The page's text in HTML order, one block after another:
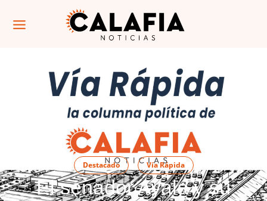
Destacado Vía Rápida
El senador Ayala y su